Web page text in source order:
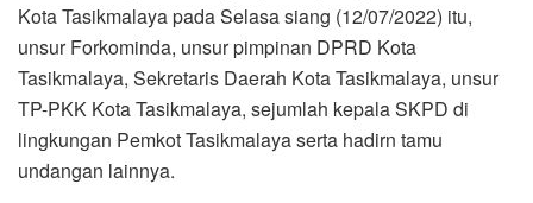
Kota Tasikmalaya pada Selasa siang (12/07/2022) itu,
unsur Forkominda, unsur pimpinan DPRD Kota
Tasikmalaya, Sekretaris Daerah Kota Tasikmalaya, unsur
TP-PKK Kota Tasikmalaya, sejumlah kepala SKPD di
lingkungan Pemkot Tasikmalaya serta hadirn tamu
undangan lainnya.